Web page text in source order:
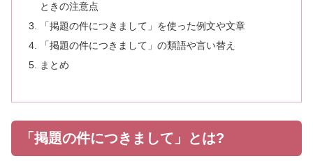
ときの注意点
「掲題の件につきまして」を使った例文や文章
「掲題の件につきまして」の類語や言い替え
まとめ
「掲題の件につきまして」とは?